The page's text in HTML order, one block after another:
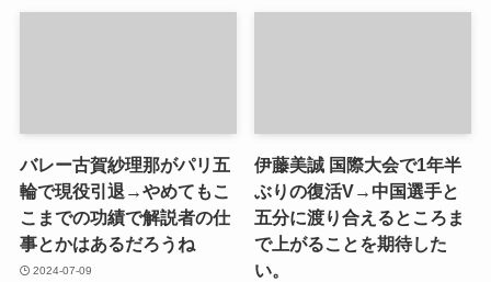
バレー古賀紗理那がパリ五
輪で現役引退→やめてもこ
こまでの功績で解説者の仕
事とかはあるだろうね
2024-07-09
伊藤美誠 国際大会で1年半
ぶりの復活V→中国選手と
五分に渡り合えるところま
で上がることを期待した
い。